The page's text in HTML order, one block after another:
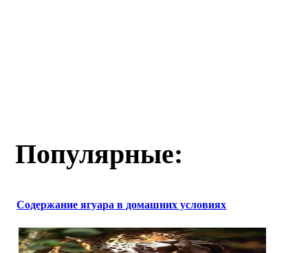
Популярные:
Содержание ягуара в домашних условиях